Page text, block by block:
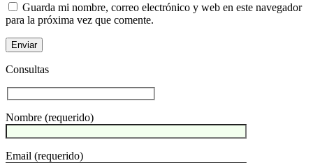
Guarda mi nombre, correo electrónico y web en este navegador
para la próxima vez que comente.
Consultas
Nombre (requerido)
Email (requerido)